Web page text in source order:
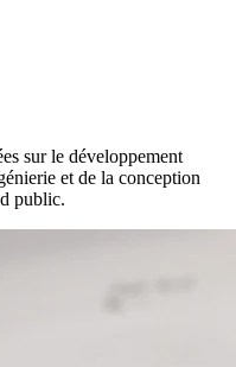
sur le développement
et de la conception
public.